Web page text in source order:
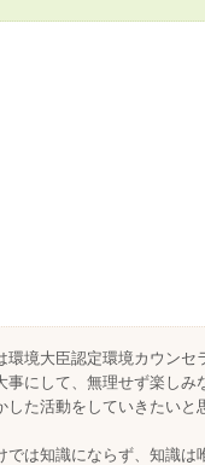
境大臣認定環境カウンセ
にして、無理せず楽しみ
た活動をしていきたいと
では知識にならず、知識